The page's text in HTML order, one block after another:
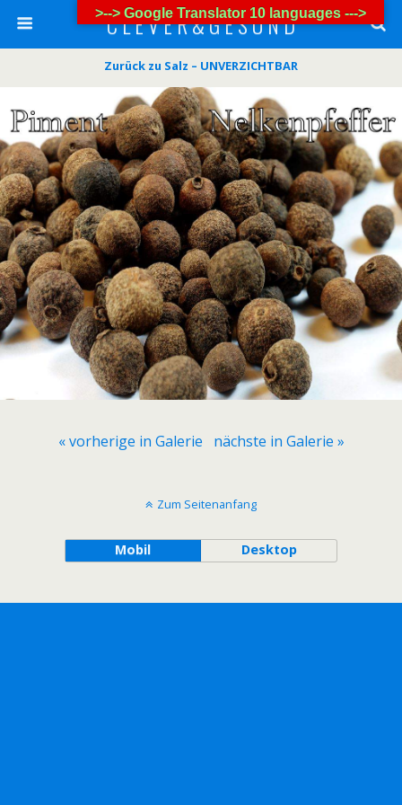
C L E V E R & G E S U N D
Zurück zu Salz – UNVERZICHTBAR
« vorherige in Galerie nächste in Galerie »
Zum Seitenanfang
Mobil Desktop
>--> Google Translator 10 languages --->